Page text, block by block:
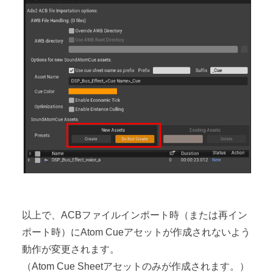
以上で、ACBファイルインポート時（または再イン
ポート時）にAtom Cueアセットが作成されないよう
動作が変更されます。
（Atom Cue Sheetアセットのみが作成されます。）